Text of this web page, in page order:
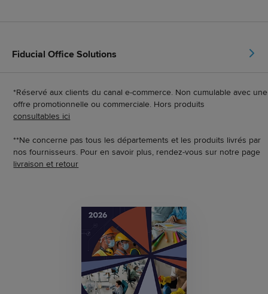
Fiducial Office Solutions
*Réservé aux clients du canal e-commerce. Non cumulable avec une
offre promotionnelle ou commerciale. Hors produits
consultables ici
**Ne concerne pas tous les départements et les produits livrés par
nos fournisseurs. Pour en savoir plus, rendez-vous sur notre page
livraison et retour